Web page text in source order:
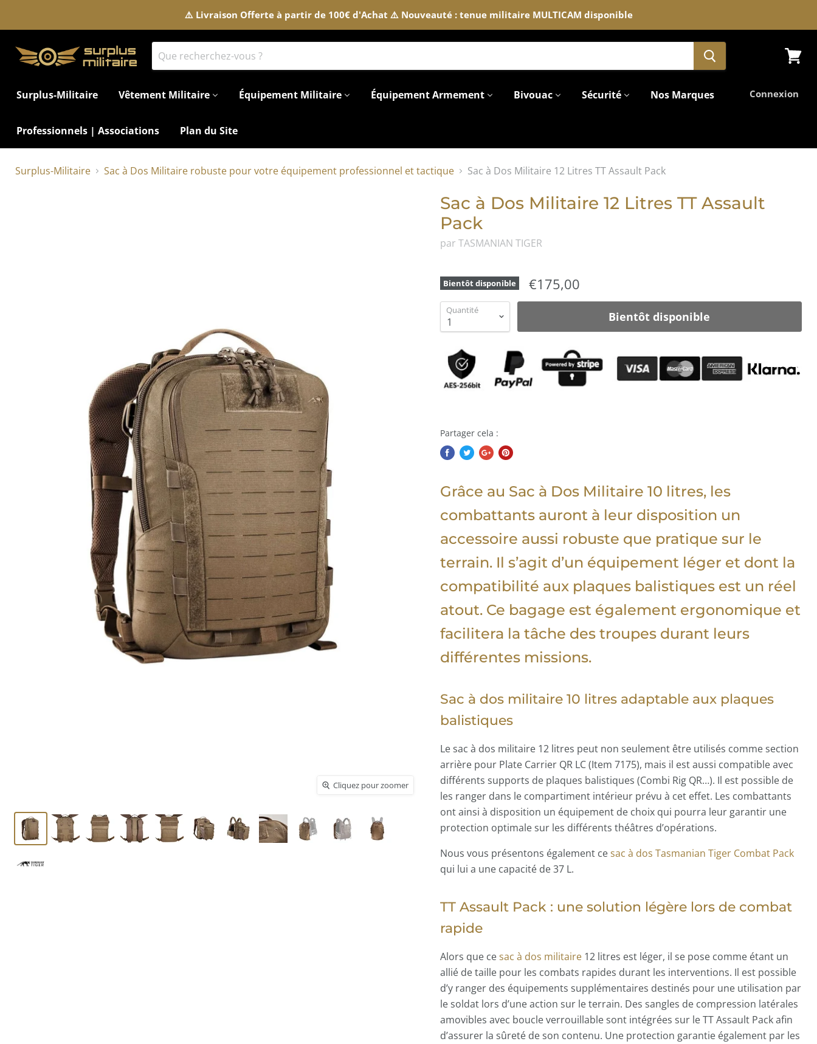
⚠️ Livraison Offerte à partir de 100€ d'Achat ⚠️ Nouveauté : tenue militaire MULTICAM disponible
panier
Surplus-Militaire Vêtement Militaire Équipement Militaire Équipement Armement Bivouac Sécurité Nos Marques
Professionnels | Associations Plan du Site
Connexion
Surplus-Militaire Sac à Dos Militaire robuste pour votre équipement professionnel et tactique Sac à Dos Militaire 12 Litres TT Assault Pack
Cliquez pour zoomer
Cliquez pour zoomer
Cliquez pour zoomer
Cliquez pour zoomer
Cliquez pour zoomer
Cliquez pour zoomer
Cliquez pour zoomer
Cliquez pour zoomer
Cliquez pour zoomer
Cliquez pour zoomer
Cliquez pour zoomer
Cliquez pour zoomer
Sac à Dos Militaire 12 Litres TT Assault
Pack
par TASMANIAN TIGER
Bientôt disponible €175,00
Quantité Bientôt disponible
Partager cela :
Grâce au Sac à Dos Militaire 10 litres, les
combattants auront à leur disposition un
accessoire aussi robuste que pratique sur le
terrain. Il s’agit d’un équipement léger et dont la
compatibilité aux plaques balistiques est un réel
atout. Ce bagage est également ergonomique et
facilitera la tâche des troupes durant leurs
différentes missions.
Sac à dos militaire 10 litres adaptable aux plaques
balistiques
Le sac à dos militaire 12 litres peut non seulement être utilisés comme section
arrière pour Plate Carrier QR LC (Item 7175), mais il est aussi compatible avec
différents supports de plaques balistiques (Combi Rig QR…). Il est possible de
les ranger dans le compartiment intérieur prévu à cet effet. Les combattants
ont ainsi à disposition un équipement de choix qui pourra leur garantir une
protection optimale sur les différents théâtres d’opérations.
Nous vous présentons également cesac à dos Tasmanian Tiger Combat Pack
qui lui a une capacité de 37 L.
TT Assault Pack : une solution légère lors de combat
rapide
Alors que cesac à dos militaire12 litres est léger, il se pose comme étant un
allié de taille pour les combats rapides durant les interventions. Il est possible
d’y ranger des équipements supplémentaires destinés pour une utilisation par
le soldat lors d’une action sur le terrain. Des sangles de compression latérales
amovibles avec boucle verrouillable sont intégrées sur le TT Assault Pack afin
d’assurer la sûreté de son contenu. Une protection garantie également par les